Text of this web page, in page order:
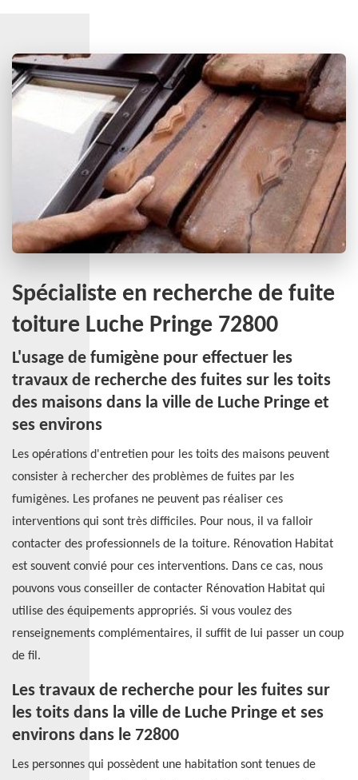
Spécialiste en recherche de fuite
toiture Luche Pringe 72800
L'usage de fumigène pour effectuer les
travaux de recherche des fuites sur les toits
des maisons dans la ville de Luche Pringe et
ses environs
Les opérations d'entretien pour les toits des maisons peuvent
consister à rechercher des problèmes de fuites par les
fumigènes. Les profanes ne peuvent pas réaliser ces
interventions qui sont très difficiles. Pour nous, il va falloir
contacter des professionnels de la toiture. Rénovation Habitat
est souvent convié pour ces interventions. Dans ce cas, nous
pouvons vous conseiller de contacter Rénovation Habitat qui
utilise des équipements appropriés. Si vous voulez des
renseignements complémentaires, il suffit de lui passer un coup
de fil.
Les travaux de recherche pour les fuites sur
les toits dans la ville de Luche Pringe et ses
environs dans le 72800
Les personnes qui possèdent une habitation sont tenues de